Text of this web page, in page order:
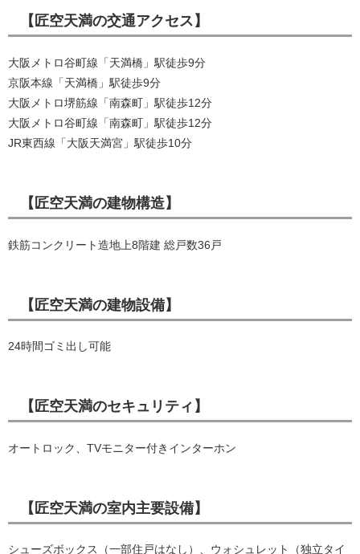
【匠空天満の交通アクセス】
大阪メトロ谷町線「天満橋」駅徒歩9分
京阪本線「天満橋」駅徒歩9分
大阪メトロ堺筋線「南森町」駅徒歩12分
大阪メトロ谷町線「南森町」駅徒歩12分
JR東西線「大阪天満宮」駅徒歩10分
【匠空天満の建物構造】
鉄筋コンクリート造地上8階建 総戸数36戸
【匠空天満の建物設備】
24時間ゴミ出し可能
【匠空天満のセキュリティ】
オートロック、TVモニター付きインターホン
【匠空天満の室内主要設備】
シューズボックス（一部住戸はなし）、ウォシュレット（独立タイ